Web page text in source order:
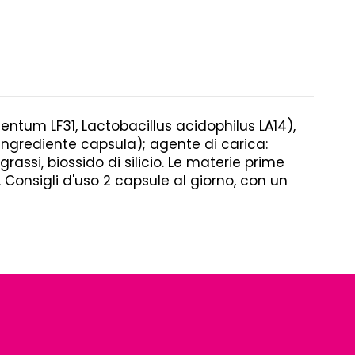
LF31, Lactobacillus acidophilus LA14),
capsula); agente di carica:
biossido di silicio. Le materie prime
d'uso 2 capsule al giorno, con un